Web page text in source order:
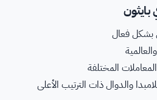
بشكل فعال
المختلفة
والدوال ذات الترتيب الأعلى